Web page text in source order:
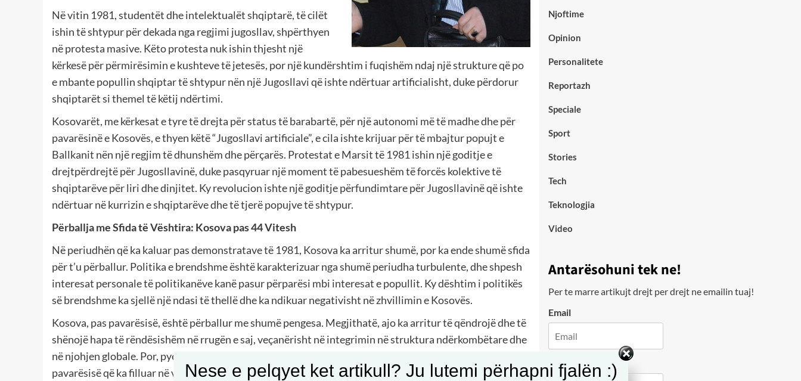
Në vitin 1981, studentët dhe intelektualët shqiptarë, të cilët
ishin të shtypur për dekada nga regjimi jugosllav, shpërthyen
në protesta masive. Këto protesta nuk ishin thjesht një
kërkesë për përmirësimin e kushteve të jetesës, por një kundërshtim i fuqishëm ndaj një strukture që po
e mbante popullin shqiptar të shtypur nën një Jugosllavi që ishte ndërtuar artificialisht, duke përdorur
shqiptarët si themel të këtij ndërtimi.
Kosovarët, me kërkesat e tyre të drejta për status të barabartë, për një autonomi më të madhe dhe për
pavarësinë e Kosovës, e thyen këtë “Jugosllavi artificiale”, e cila ishte krijuar për të mbajtur popujt e
Ballkanit nën një regjim të dhunshëm dhe përçarës. Protestat e Marsit të 1981 ishin një goditje e
drejtpërdrejtë për Jugosllavinë, duke pasqyruar një moment të pabesueshëm të forcës kolektive të
shqiptarëve për liri dhe dinjitet. Ky revolucion ishte një goditje përfundimtare për Jugosllavinë që ishte
ndërtuar në kurrizin e shqiptarëve dhe të tjerë popujve të shtypur.
Përballja me Sfida të Vështira: Kosova pas 44 Vitesh
Në periudhën që ka kaluar pas demonstratave të 1981, Kosova ka arritur shumë, por ka ende shumë sfida
për t’u përballur. Politika e brendshme është karakterizuar nga shumë periudha turbulente, dhe shpesh
interesat personale të politikanëve kanë pasur përparësi mbi interesat e popullit. Ky dështim i politikës
së brendshme ka sjellë një ndasi të thellë dhe ka ndikuar negativisht në zhvillimin e Kosovës.
Kosova, pas pavarësisë, është përballur me shumë pengesa. Megjithatë, ajo ka arritur të qëndrojë dhe të
shënojë hapa të rëndësishëm në rrugën e saj, veçanërisht në integrimin në struktura ndërkombëtare dhe
në njohjen globale. Por, pyetja që lind është: A po vazhdon Kosova të ndjekë rrugën e lirisë dhe
pavarësisë që ka filluar në vitin 1981, apo ajo po kthehet në një strukturë të re të përçarjes dhe
Njoftime
Opinion
Personalitete
Reportazh
Speciale
Sport
Stories
Tech
Teknologjia
Video
Antarësohuni tek ne!
Per te marre artikujt drejt per drejt ne emailin tuaj!
Email
City
Nese e pelqyet ket artikull? Ju lutemi përhapni fjalën :)